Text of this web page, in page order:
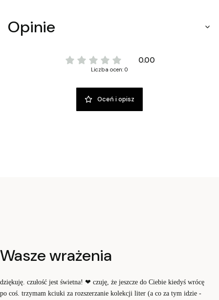
Opinie
0.00
Liczba ocen: 0
Oceń i opisz
Wasze wrażenia
dziękuję. czułość jest świetna! ❤ czuję, że jeszcze do Ciebie kiedyś wrócę
po coś. trzymam kciuki za rozszerzanie kolekcji liter (a co za tym idzie -